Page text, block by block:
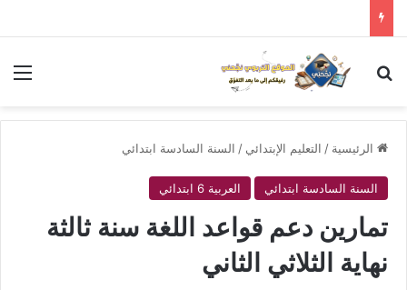
بحث عن
الرئيسية / التعليم الإبتدائي / السنة السادسة ابتدائي
السنة السادسة ابتدائي العربية 6 ابتدائي
تمارين دعم قواعد اللغة سنة ثالثة
نهاية الثلاثي الثاني